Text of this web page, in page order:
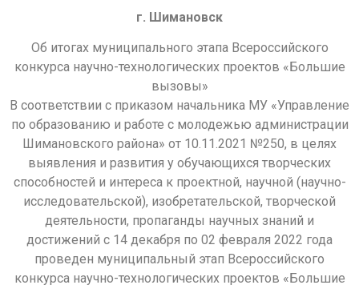
г. Шимановск
Об итогах муниципального этапа Всероссийского
конкурса научно-технологических проектов «Большие
вызовы»
В соответствии с приказом начальника МУ «Управление
по образованию и работе с молодежью администрации
Шимановского района» от 10.11.2021 №250, в целях
выявления и развития у обучающихся творческих
способностей и интереса к проектной, научной (научно-
исследовательской), изобретательской, творческой
деятельности, пропаганды научных знаний и
достижений с 14 декабря по 02 февраля 2022 года
проведен муниципальный этап Всероссийского
конкурса научно-технологических проектов «Большие